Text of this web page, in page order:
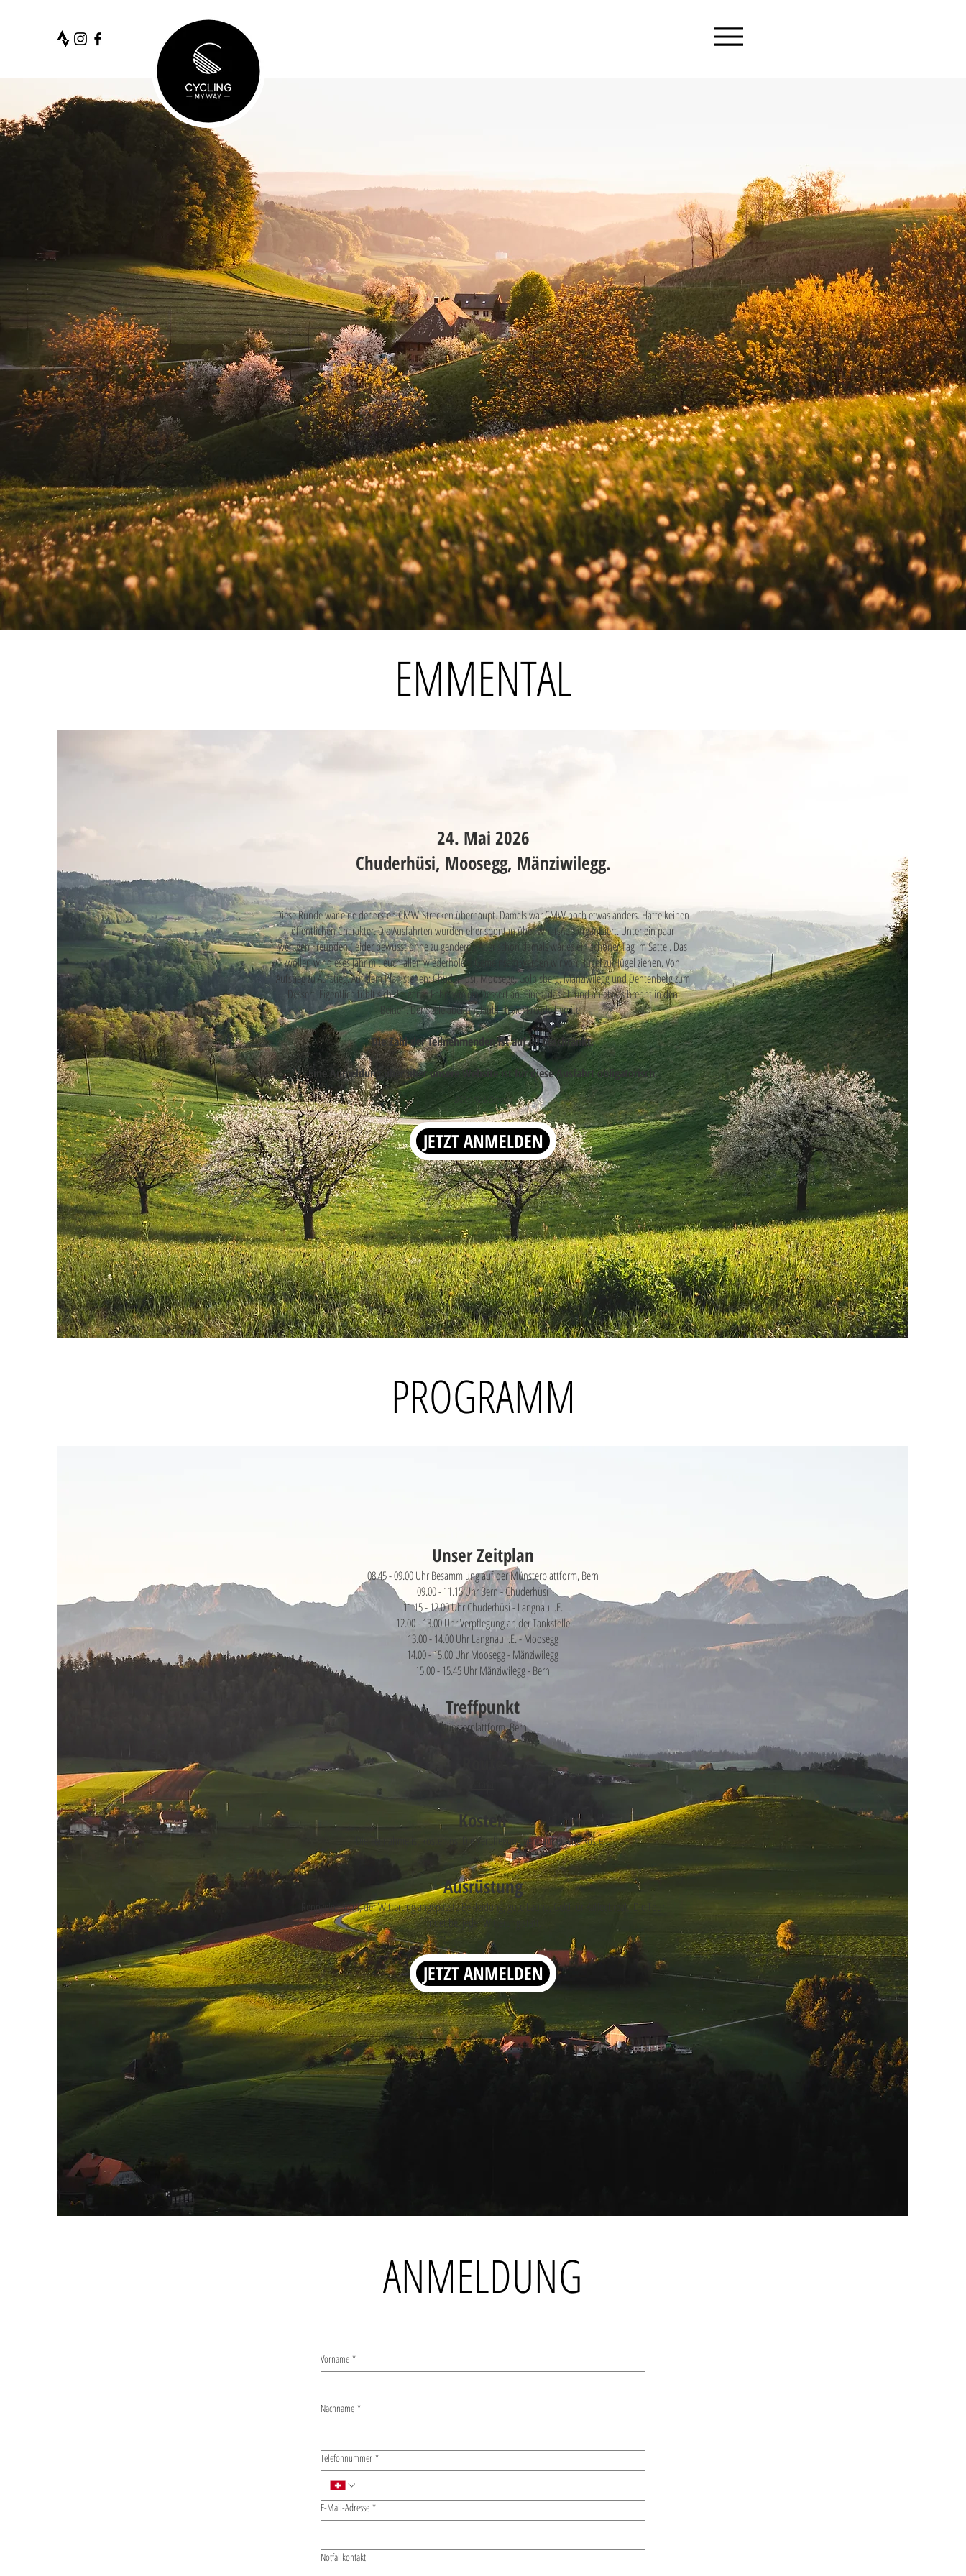
EMMENTAL
24. Mai 2026
Chuderhüsi, Moosegg, Mänziwilegg.
Diese Runde war eine der ersten CMW-Strecken überhaupt. Damals war CMW noch etwas anders. Hatte keinen
öffentlichen Charakter. Die Ausfahrten wurden eher spontan über WhatsApp organisiert. Unter ein paar
wenigen Freunden (leider bewusst ohne zu gendern). Aber schon damals war es ein schöner Tag im Sattel. Das
wollen wir dieses Jahr mit euch allen wiederholen. Gemeinsam werden wir von Hügel zu Hügel ziehen. Von
Aufstieg zu Aufstieg. Auf dem Plan stehen: Chuderhüsi, Moosegg, Golpisberg, Mänziwilegg und Dentenberg zum
Dessert. Eigentlich fühlt sich die ganze Fahrt wie ein Dessert an. Eines, das ab und an etwas brennt in den
Beinen. Der Seele aber unglaublich viel Freude bereitet.
Die Zahl der Teilnehmenden ist auf 60 beschränkt.
Eine Anmeldung über über unsere Website ist für diese Ausfahrt obligatorisch.
Bilder: Niels Oberson
JETZT ANMELDEN
PROGRAMM
Unser Zeitplan
08.45 - 09.00 Uhr Besammlung auf der Münsterplattform, Bern
09.00 - 11.15 Uhr Bern - Chuderhüsi
11.15 - 12.00 Uhr Chuderhüsi - Langnau i.E.
12.00 - 13.00 Uhr Verpflegung an der Tankstelle
13.00 - 14.00 Uhr Langnau i.E. - Moosegg
14.00 - 15.00 Uhr Moosegg - Mänziwilegg
15.00 - 15.45 Uhr Mänziwilegg - Bern
Treffpunkt
Münsterplattform, Bern
Kosten
Die Teilnahme ist kostenlos. Die Verpflegung geht auf eigene Kosten.
Ausrüstung
Rennvelo, Helm, der Witterung angepasste Bekleidung, gute Laune, Geld für Kaffeebreak. Die Tour
findet bei jeder Witterung statt.
JETZT ANMELDEN
ANMELDUNG
Vorname *
Nachname *
Telefonnummer *
E-Mail-Adresse *
Notfallkontakt